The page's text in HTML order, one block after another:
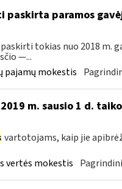
paskirta paramos
tokias nuo 2018 m.
—...
pajamų mokestis
m. sausio 1 d.
vartotojams, kaip jie
vertės mokestis